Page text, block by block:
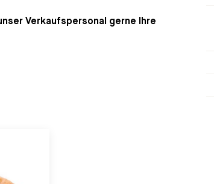
Verkaufspersonal gerne Ihre